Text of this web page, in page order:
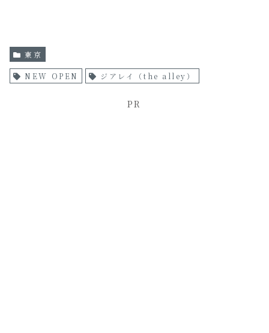
東京
NEW OPEN ジアレイ（the alley）
PR